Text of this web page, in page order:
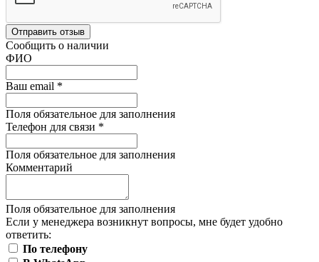
Отправить отзыв
Сообщить о наличии
ФИО
Ваш email *
Поля обязательное для заполнения
Телефон для связи *
Поля обязательное для заполнения
Комментарий
Поля обязательное для заполнения
Если у менеджера возникнут вопросы, мне будет удобно
ответить:
По телефону